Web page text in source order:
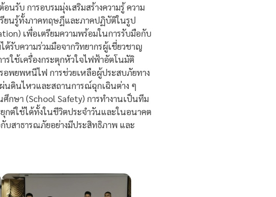
รับ การอบรมมุ่งเสริมสร้างความรู้ ความ
ยนรู้ทั้งภาคทฤษฎีและภาคปฏิบัติในรูป
เพื่อเตรียมความพร้อมในการรับมือกับ
รับความร่วมมือจากวิทยากรผู้เชี่ยวชาญ
ใช้เครื่องกระตุกหัวใจไฟฟ้าอัตโนมัติ
อพยพหนีไฟ การช่วยเหลือผู้ประสบภัยทาง
ดินไหวและสถานการณ์ฉุกเฉินต่าง ๆ
กษา (School Safety) การทำงานเป็นทีม
ต์ใช้ได้ทั้งในชีวิตประจำวันและในอนาคต
สาธารณภัยอย่างมีประสิทธิภาพ และ